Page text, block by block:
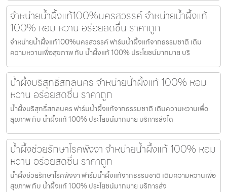
จำหน่ายน้ำผึ้งแท้100%นครสวรรค์ จำหน่ายน้ำผึ้งแท้
100% หอม หวาน อร่อยสดชื่น ราคาถูก
จำหน่ายน้ำผึ้งแท้100%นครสวรรค์ ฟาร์มน้ำผึ้งแท้จากธรรมชาติ เติม
ความหวานเพื่อสุขภาพ กับ น้ำผึ้งแท้ 100% ประโยชน์มากมาย บริ
น้ำผึ้งบริสุทธิ์สกลนคร จำหน่ายน้ำผึ้งแท้ 100% หอม
หวาน อร่อยสดชื่น ราคาถูก
น้ำผึ้งบริสุทธิ์สกลนคร ฟาร์มน้ำผึ้งแท้จากธรรมชาติ เติมความหวานเพื่อ
สุขภาพ กับ น้ำผึ้งแท้ 100% ประโยชน์มากมาย บริการส่งได
น้ำผึ้งช่วยรักษาโรคพังงา จำหน่ายน้ำผึ้งแท้ 100% หอม
หวาน อร่อยสดชื่น ราคาถูก
น้ำผึ้งช่วยรักษาโรคพังงา ฟาร์มน้ำผึ้งแท้จากธรรมชาติ เติมความหวานเพื่อ
สุขภาพ กับ น้ำผึ้งแท้ 100% ประโยชน์มากมาย บริการส่ง